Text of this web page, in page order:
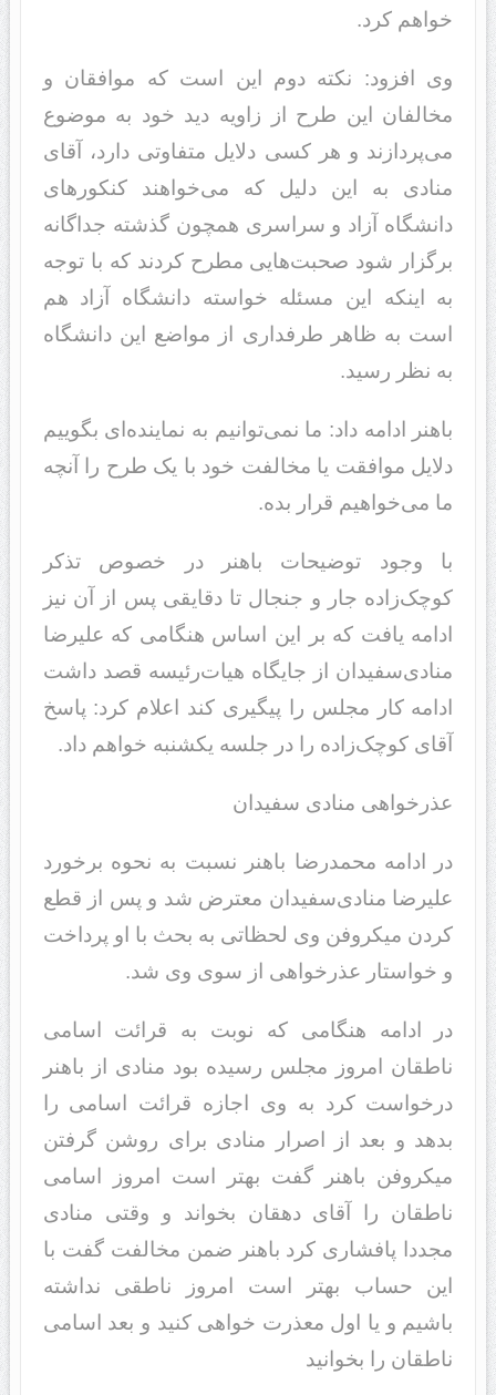
خواهم کرد.
وی افزود: نکته دوم این است که موافقان و
مخالفان این طرح از زاویه دید خود به موضوع
می‌پردازند و هر کسی دلایل متفاوتی دارد، آقای
منادی به این دلیل که می‌خواهند کنکورهای
دانشگاه آزاد و سراسری همچون گذشته جداگانه
برگزار شود صحبت‌هایی مطرح کردند که با توجه
به اینکه این مسئله خواسته دانشگاه آزاد هم
است به ظاهر طرفداری از مواضع این دانشگاه
به نظر رسید.
باهنر ادامه داد: ما نمی‌توانیم به نماینده‌ای بگوییم
دلایل موافقت یا مخالفت خود با یک طرح را آنچه
ما می‌خواهیم قرار بده.
با وجود توضیحات باهنر در خصوص تذکر
کوچک‌زاده جار و جنجال تا دقایقی پس از آن نیز
ادامه یافت که بر این اساس هنگامی که علیرضا
منادی‌سفیدان از جایگاه هیات‌رئیسه قصد داشت
ادامه کار مجلس را پیگیری کند اعلام کرد: پاسخ
آقای کوچک‌زاده را در جلسه یکشنبه خواهم داد.
عذرخواهی منادی سفیدان
در ادامه محمدرضا باهنر نسبت به نحوه برخورد
علیرضا منادی‌سفیدان معترض شد و پس از قطع
کردن میکروفن وی لحظاتی به بحث با او پرداخت
و خواستار عذرخواهی از سوی وی شد.
در ادامه هنگامی که نوبت به قرائت اسامی
ناطقان امروز مجلس رسیده بود منادی از باهنر
درخواست کرد به وی اجازه قرائت اسامی را
بدهد و بعد از اصرار منادی برای روشن گرفتن
میکروفن باهنر گفت بهتر است امروز اسامی
ناطقان را آقای دهقان بخواند و وقتی منادی
مجددا پافشاری کرد باهنر ضمن مخالفت گفت با
این حساب بهتر است امروز ناطقی نداشته
باشیم و یا اول معذرت خواهی کنید و بعد اسامی
ناطقان را بخوانید